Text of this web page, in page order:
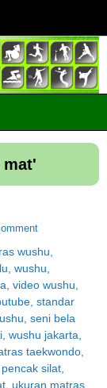
Yang
mat'